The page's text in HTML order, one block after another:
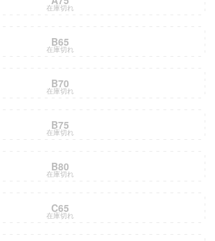
在庫切れ
B65
在庫切れ
B70
在庫切れ
B75
在庫切れ
B80
在庫切れ
C65
在庫切れ